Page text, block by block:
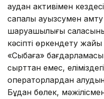
аудан активімен
сапалы ауызсумен
шаруашылығы
кәсіпті өркендету
«Сыбаға»
сырттан емес,
операторлардан
Бұдан бөлек,